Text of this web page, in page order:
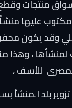
منتجات
مكتوب عليها
وقد يكون
، وهذا
للأسف ،
تزوير بلد المنشأ